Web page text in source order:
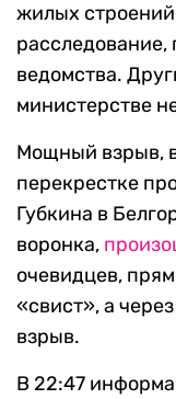
жилых
расследование,
ведомства.
министерстве
Мощный взрыв, в
перекрестке
Губкина в
воронка,
очевидцев,
«свист», а
взрыв.
В 22:47